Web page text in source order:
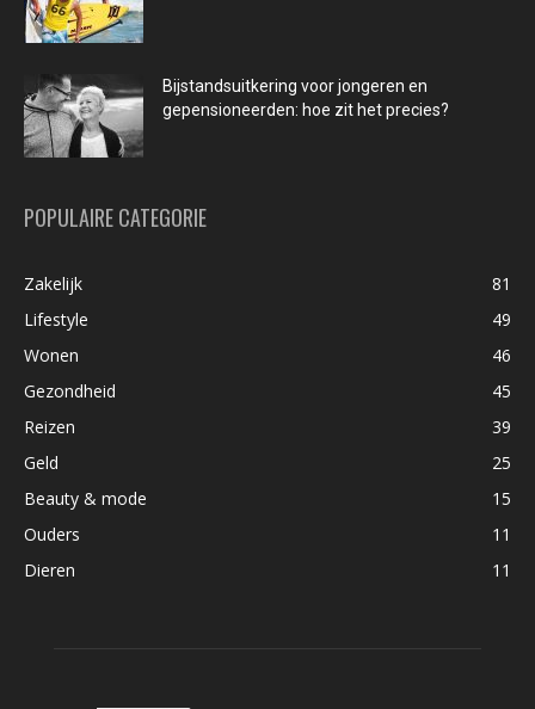
Bijstandsuitkering voor jongeren en
gepensioneerden: hoe zit het precies?
POPULAIRE CATEGORIE
Zakelijk
81
Lifestyle
49
Wonen
46
Gezondheid
45
Reizen
39
Geld
25
Beauty & mode
15
Ouders
11
Dieren
11